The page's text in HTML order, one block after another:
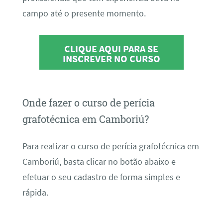
campo até o presente momento.
CLIQUE AQUI PARA SE
INSCREVER NO CURSO
Onde fazer o curso de perícia
grafotécnica em Camboriú?
Para realizar o curso de perícia grafotécnica em
Camboriú, basta clicar no botão abaixo e
efetuar o seu cadastro de forma simples e
rápida.